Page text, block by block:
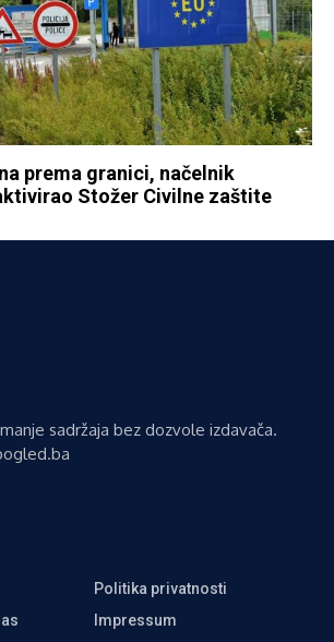
prema granici, načelnik
Stožer Civilne zaštite
sadržaja bez dozvole izdavača.
Politika privatnosti
Impressum